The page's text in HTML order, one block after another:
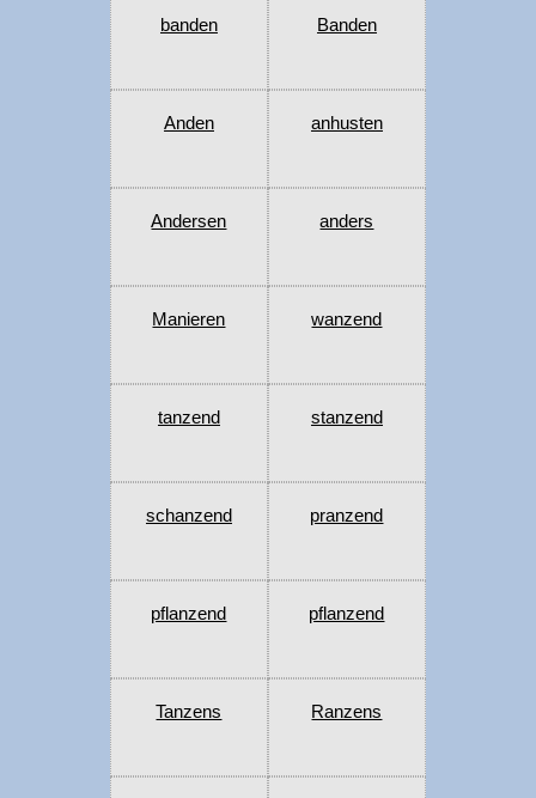
banden Banden
Anden anhusten
Andersen anders
Manieren wanzend
tanzend stanzend
schanzend pranzend
pflanzend pflanzend
Tanzens Ranzens